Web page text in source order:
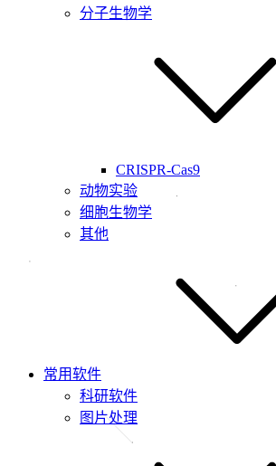
分子生物学
CRISPR-Cas9
动物实验
细胞生物学
其他
常用软件
科研软件
图片处理